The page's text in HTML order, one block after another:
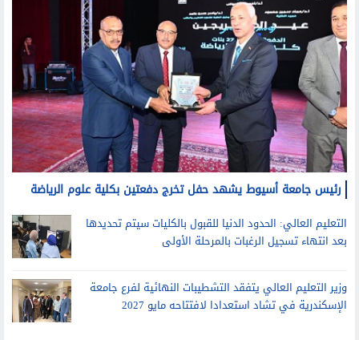
رئيس جامعة أسيوط يشهد حفل تخرج دفعتين بكلية علوم الرياضة
التعليم العالي: الحدود الدنيا للقبول بالكليات سيتم تحديدها
بعد انتهاء تسجيل الرغبات بالمرحلة الأولى
وزير التعليم العالي يتفقد التشطيبات النهائية لفرع جامعة
الإسكندرية في تشاد استعدادا لافتتاحه مايو 2027